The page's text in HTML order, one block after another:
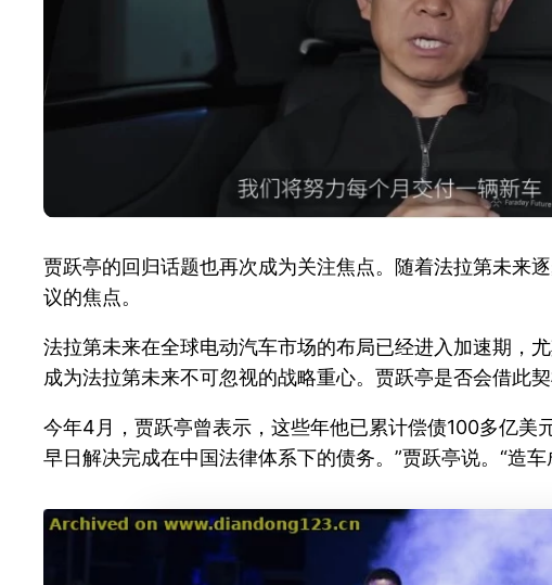
贾跃亭的回归话题也再次成为关注焦点。随着法拉第未来
议的焦点。
法拉第未来在全球电动汽车市场的布局已经进入加速期，
成为法拉第未来不可忽视的战略重心。贾跃亭是否会借此
今年4月，贾跃亭曾表示，这些年他已累计偿债100多亿美
早日解决完成在中国法律体系下的债务。”贾跃亭说。“造